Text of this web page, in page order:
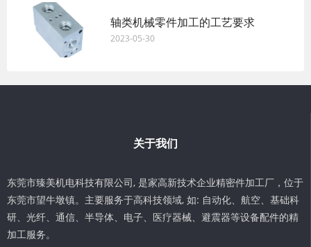
轴类机械零件加工的工艺要求
2023-05-30
关于我们
东莞市臻美机电科技有限公司, 是家高新技术企业精密件加工厂，位于
东莞市望牛墩镇。主要服务于高科技领域, 如: 自动化、航空、基础科
研、光纤、通信、半导体、电子、医疗器械、避震器等设备配件的精
加工服务。